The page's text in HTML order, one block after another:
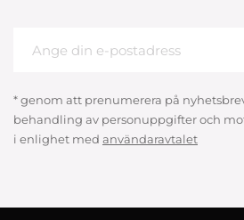
* genom att prenumerera på
behandling av personuppgifter och
i enlighet med användaravtalet